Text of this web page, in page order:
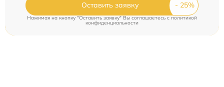
Оставить заявку
Нажимая на кнопку "Оставить заявку" Вы соглашаетесь c политикой
конфиденциальности